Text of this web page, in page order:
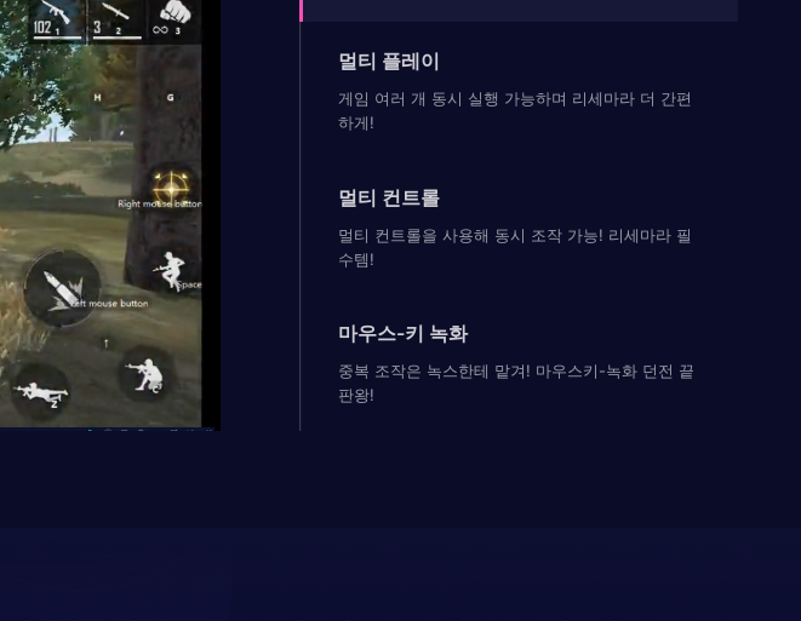
멀티 플레이
게임 여러 개 동시 실행 가능하며 리세마라 더 간편
하게!
멀티 컨트롤
멀티 컨트롤을 사용해 동시 조작 가능! 리세마라 필
수템!
마우스-키 녹화
중복 조작은 녹스한테 맡겨! 마우스키-녹화 던전 끝
판왕!